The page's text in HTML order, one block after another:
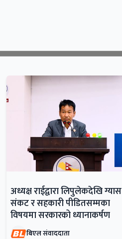
अध्यक्ष राईद्वारा लिपुलेकदेखि ग्यास
संकट र सहकारी पीडितसम्मका
विषयमा सरकारको ध्यानाकर्षण
बिएल संवाददाता